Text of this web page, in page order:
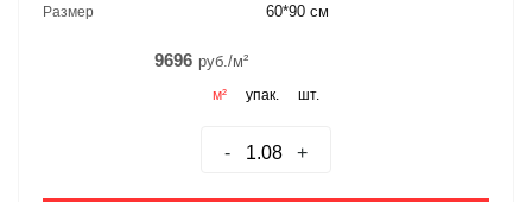
Размер 60*90 см
9696 руб./м²
м² упак. шт.
- +